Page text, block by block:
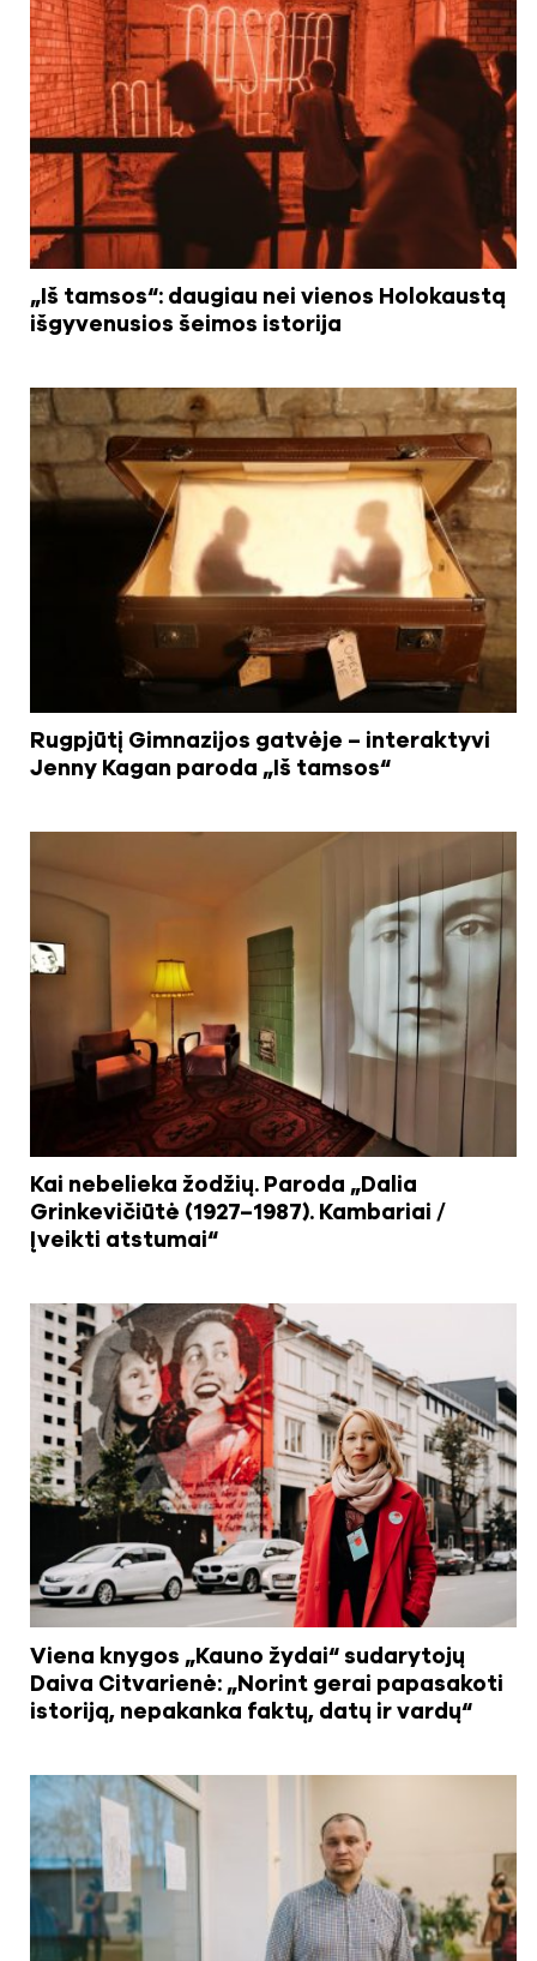
„Iš tamsos“: daugiau nei vienos Holokaustą
išgyvenusios šeimos istorija
Rugpjūtį Gimnazijos gatvėje – interaktyvi
Jenny Kagan paroda „Iš tamsos“
Kai nebelieka žodžių. Paroda „Dalia
Grinkevičiūtė (1927–1987). Kambariai /
Įveikti atstumai“
Viena knygos „Kauno žydai“ sudarytojų
Daiva Citvarienė: „Norint gerai papasakoti
istoriją, nepakanka faktų, datų ir vardų“